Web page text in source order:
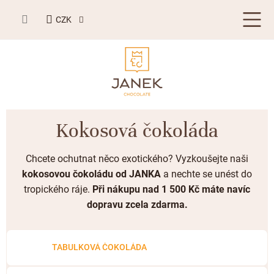
CZK
NÁKUPNÍ
KOŠÍK
BESTSELLERY
Plněné čokolády
BONBONIERY, PRALINKY A LANÝŽE
Kusové pralinky a lanýže
Letní dárky ☀️
Svatební čokolády
ZAKÁZKOVÁ VÝROBA
Kokosová čokoláda
Chcete ochutnat něco exotického? Vyzkoušejte naši
kokosovou čokoládu od JANKA a nechte se unést do
tropického ráje. Při nákupu nad 1 500 Kč máte navíc
dopravu zcela zdarma.
TABULKOVÁ ČOKOLÁDA